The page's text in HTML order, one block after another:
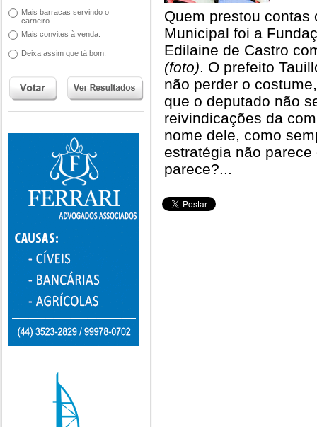
Mais barracas servindo o
carneiro.
Mais convites à venda.
Deixa assim que tá bom.
Quem prestou contas
Municipal foi a
Edilaine de Castro
(foto). O prefeito
não perder o
que o deputado não
reivindicações da
nome dele, como
estratégia não
parece?...